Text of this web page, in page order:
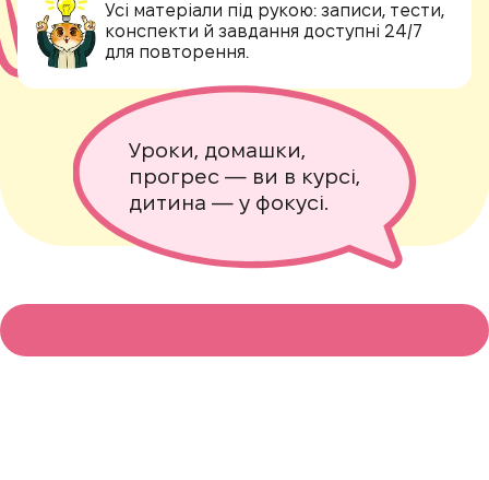
Усі матеріали під рукою: записи, тести,
конспекти й завдання доступні 24/7
для повторення.
Уроки, домашки,
прогрес — ви в курсі,
дитина — у фокусі.